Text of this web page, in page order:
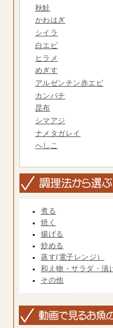
秋鮭
かわはぎ
シイラ
白エビ
ヒラメ
めぎす
アルゼンチン赤エビ
カンパチ
昆布
シマアジ
ナメタガレイ
へしこ
煮る
焼く
揚げる
炒める
蒸す(電子レンジ）
和え物・サラダ・漬
その他